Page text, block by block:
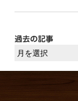
過去の記事